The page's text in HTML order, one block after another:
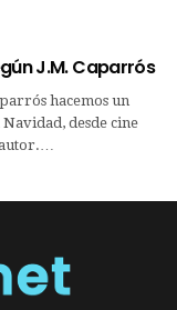
J.M. Caparrós
hacemos un
desde cine